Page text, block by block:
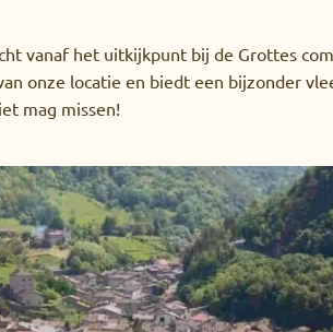
vanaf het uitkijkpunt bij de Grottes
onze locatie en biedt een bijzonder
mag missen!